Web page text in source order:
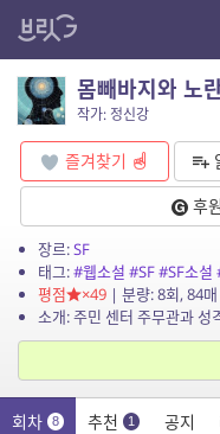
몸빼바지와 노
작가: 정신강
즐겨찾기
후원
장르:SF
태그:#웹소설 #SF#SF소설
평점
×49| 분량: 8회, 84
회차 8 추천 1 공지